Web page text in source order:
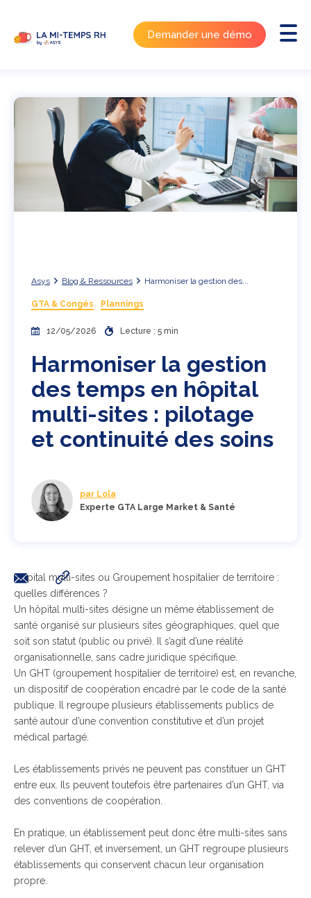
Demander une démo
Asys Blog & Ressources Harmoniser la gestion des...
GTA & Congés Plannings
12/05/2026 Lecture : 5 min
Harmoniser la gestion
des temps en hôpital
multi-sites : pilotage
et continuité des soins
par Lola
Experte GTA Large Market & Santé
Hôpital multi-sites ou Groupement hospitalier de territoire :
quelles différences ?
Un hôpital multi-sites désigne un même établissement de
santé organisé sur plusieurs sites géographiques, quel que
soit son statut (public ou privé). Il s’agit d’une réalité
organisationnelle, sans cadre juridique spécifique.
Un GHT (groupement hospitalier de territoire) est, en revanche,
un dispositif de coopération encadré par le code de la santé
publique. Il regroupe plusieurs établissements publics de
santé autour d’une convention constitutive et d’un projet
médical partagé.
Les établissements privés ne peuvent pas constituer un GHT
entre eux. Ils peuvent toutefois être partenaires d’un GHT, via
des conventions de coopération.
En pratique, un établissement peut donc être multi-sites sans
relever d’un GHT, et inversement, un GHT regroupe plusieurs
établissements qui conservent chacun leur organisation
propre.